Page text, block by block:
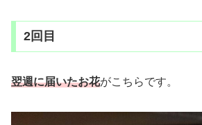
2回目
翌週に届いたお花がこちらです。